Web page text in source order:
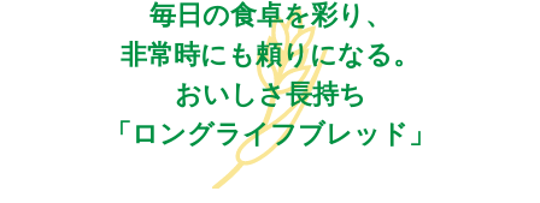
毎日の食卓を彩り、
非常時にも頼りになる。
おいしさ長持ち
「ロングライフブレッド」